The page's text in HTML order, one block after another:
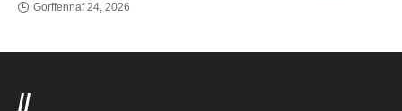
Gorffennaf 24, 2026
//